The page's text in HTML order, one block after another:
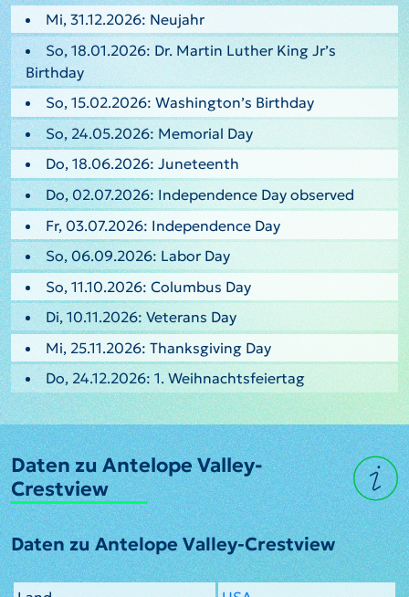
Mi, 31.12.2026: Neujahr
So, 18.01.2026: Dr. Martin Luther King Jr’s
Birthday
So, 15.02.2026: Washington’s Birthday
So, 24.05.2026: Memorial Day
Do, 18.06.2026: Juneteenth
Do, 02.07.2026: Independence Day observed
Fr, 03.07.2026: Independence Day
So, 06.09.2026: Labor Day
So, 11.10.2026: Columbus Day
Di, 10.11.2026: Veterans Day
Mi, 25.11.2026: Thanksgiving Day
Do, 24.12.2026: 1. Weihnachtsfeiertag
Daten zu Antelope Valley-
Crestview
Daten zu Antelope Valley-Crestview